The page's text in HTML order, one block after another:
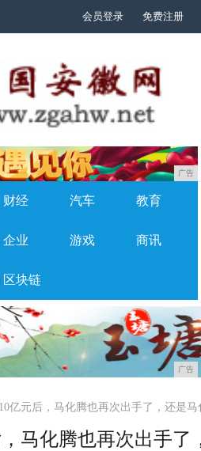
会员登录 免费注册
广告
财经 汽车 教育
企业 游戏 商讯
区块链
广告
亿元后，马化腾也再次出手了，还是
马化腾也再次出手了